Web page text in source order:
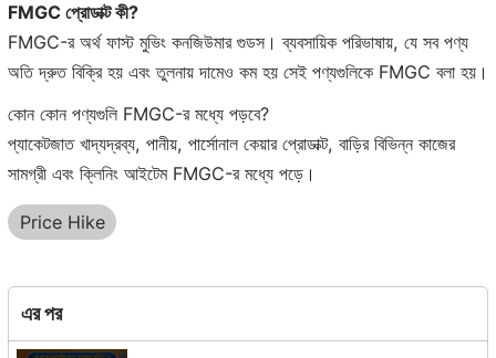
FMGC প্রোডাক্ট কী?
FMGC-র অর্থ ফাস্ট মুভিং কনজিউমার গুডস। ব্যবসায়িক পরিভাষায়, যে সব পণ্য
অতি দ্রুত বিক্রি হয় এবং তুলনায় দামেও কম হয় সেই পণ্যগুলিকে FMGC বলা হয়।
কোন কোন পণ্যগুলি FMGC-র মধ্যে পড়বে?
প্যাকেটজাত খাদ্যদ্রব্য, পানীয়, পার্সোনাল কেয়ার প্রোডাক্ট, বাড়ির বিভিন্ন কাজের
সামগ্রী এবং ক্লিনিং আইটেম FMGC-র মধ্যে পড়ে।
Price Hike
এর পর